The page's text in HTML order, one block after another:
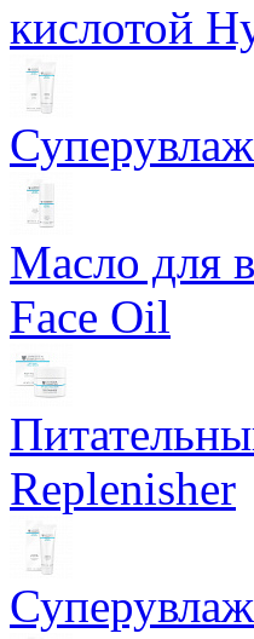
кислотой
Масло для
Face Oil
Replenisher